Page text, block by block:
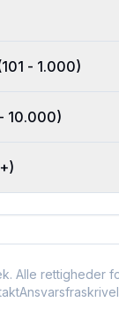
- 1.000)
10.000)
Alle rettigheder